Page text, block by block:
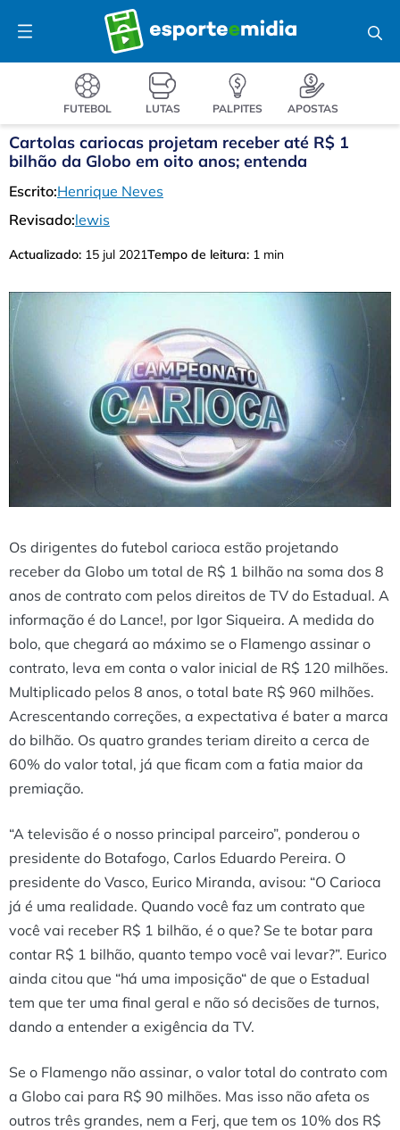
para
o
Menu
FUTEBOL LUTAS PALPITES APOSTAS
Cartolas cariocas projetam receber até R$ 1
bilhão da Globo em oito anos; entenda
Escrito:Henrique Neves
Revisado:lewis
Actualizado: 15 jul 2021Tempo de leitura: 1 min
Os dirigentes do futebol carioca estão projetando
receber da Globo um total de R$ 1 bilhão na soma dos 8
anos de contrato com pelos direitos de TV do Estadual. A
informação é do Lance!, por Igor Siqueira. A medida do
bolo, que chegará ao máximo se o Flamengo assinar o
contrato, leva em conta o valor inicial de R$ 120 milhões.
Multiplicado pelos 8 anos, o total bate R$ 960 milhões.
Acrescentando correções, a expectativa é bater a marca
do bilhão. Os quatro grandes teriam direito a cerca de
60% do valor total, já que ficam com a fatia maior da
premiação.
“A televisão é o nosso principal parceiro”, ponderou o
presidente do Botafogo, Carlos Eduardo Pereira. O
presidente do Vasco, Eurico Miranda, avisou: “O Carioca
já é uma realidade. Quando você faz um contrato que
você vai receber R$ 1 bilhão, é o que? Se te botar para
contar R$ 1 bilhão, quanto tempo você vai levar?”. Eurico
ainda citou que “há uma imposição“ de que o Estadual
tem que ter uma final geral e não só decisões de turnos,
dando a entender a exigência da TV.
Se o Flamengo não assinar, o valor total do contrato com
a Globo cai para R$ 90 milhões. Mas isso não afeta os
outros três grandes, nem a Ferj, que tem os 10% dos R$